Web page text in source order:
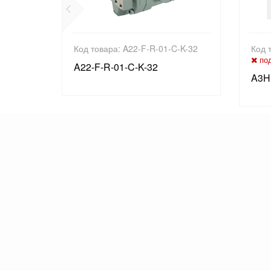
Код товара: A22-F-R-01-C-K-32
A22-F-R-01-C-K-32
Код